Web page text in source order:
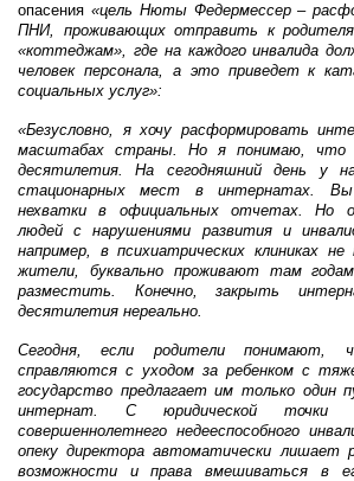
опасения «цель Нюты Федермессер–
ПНИ, проживающих отправить к
«коттеджам», где на каждого инвалида
человек персонала, а это приведет к
социальных услуг»:
«Безусловно, я хочу расформировать
масштабах страны. Но я понимаю, что
десятилетия. На сегодняшний день у
стационарных мест в интернатах.
нехватки в официальных отчетах. Но
людей с нарушениями развития и
например, в психиатрических клиниках
жители, буквально проживают там
разместить. Конечно, закрыть
десятилетия нереально.
Сегодня, если родители
справляются с уходом за ребенком с
государство предлагает им только
интернат. С юридической точки
совершеннолетнего недееспособного
опеку директора автоматически лишает
возможности и права вмешиваться в